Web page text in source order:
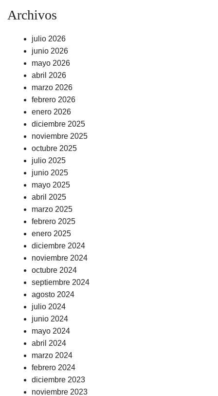
Archivos
julio 2026
junio 2026
mayo 2026
abril 2026
marzo 2026
febrero 2026
enero 2026
diciembre 2025
noviembre 2025
octubre 2025
julio 2025
junio 2025
mayo 2025
abril 2025
marzo 2025
febrero 2025
enero 2025
diciembre 2024
noviembre 2024
octubre 2024
septiembre 2024
agosto 2024
julio 2024
junio 2024
mayo 2024
abril 2024
marzo 2024
febrero 2024
diciembre 2023
noviembre 2023